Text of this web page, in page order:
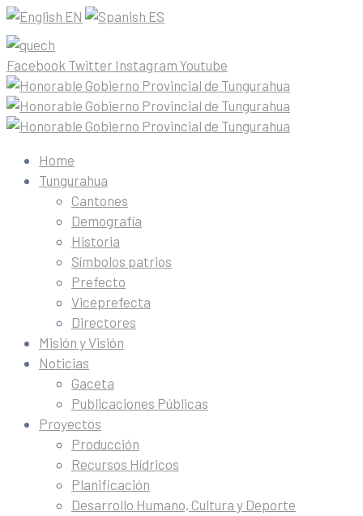
EN ES
Facebook Twitter Instagram Youtube
Home
Tungurahua
Cantones
Demografía
Historia
Símbolos patrios
Prefecto
Viceprefecta
Directores
Misión y Visión
Noticias
Gaceta
Publicaciones Públicas
Proyectos
Producción
Recursos Hídricos
Planificación
Desarrollo Humano, Cultura y Deporte